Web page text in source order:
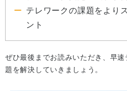
テレワークの課題をより
ント
ぜひ最後までお読みいただき、早
題を解決していきましょう。